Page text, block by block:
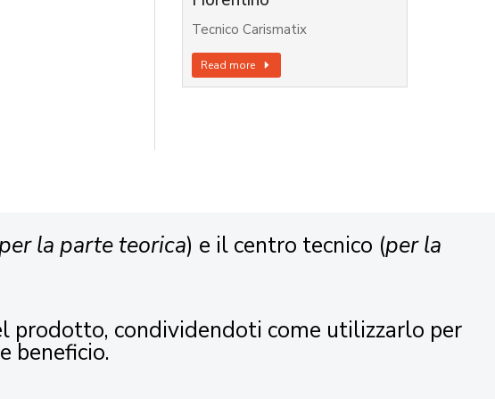
Tecnico Carismatix
Read more
la parte teorica) e il centro tecnico (per la
prodotto, condividendoti come utilizzarlo per
beneficio.